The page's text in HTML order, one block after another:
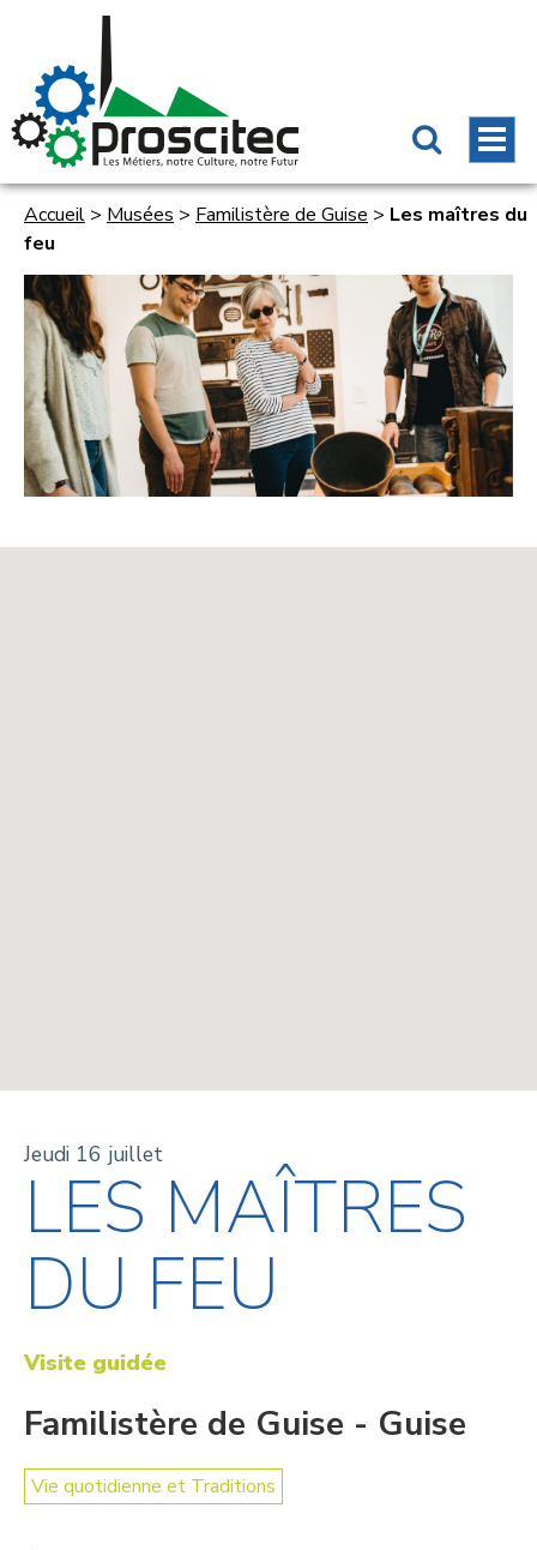
Accueil > Musées > Familistère de Guise > Les maîtres du
feu
Jeudi 16 juillet
LES MAÎTRES
DU FEU
Visite guidée
Familistère de Guise - Guise
Vie quotidienne et Traditions